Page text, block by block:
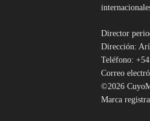
Director
Dirección:
Teléfono:
Correo
©2026
Marca